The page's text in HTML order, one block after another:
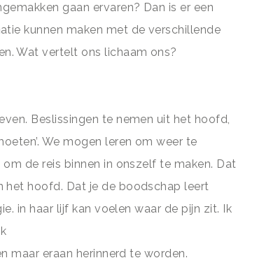
gaan ervaren? Dan is er een
kunnen maken met de verschillende
Wat vertelt ons lichaam ons?
Beslissingen te nemen uit het hoofd,
We mogen leren om weer te
de reis binnen in onszelf te maken. Dat
het hoofd. Dat je de boodschap leert
in haar lijf kan voelen waar de pijn zit. Ik
maar eraan herinnerd te worden.